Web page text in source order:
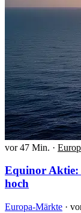
vor 47 Min. ·
Equinor Aktie:
hoch
Europa-Märkte ·